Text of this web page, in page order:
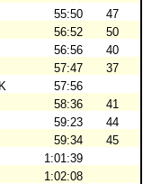
55:50
47
56:52
50
56:56
40
57:47
37
57:56
58:36
41
59:23
44
59:34
45
1:01:39
1:02:08